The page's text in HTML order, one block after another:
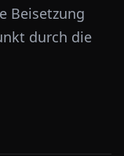
Beisetzung
durch die